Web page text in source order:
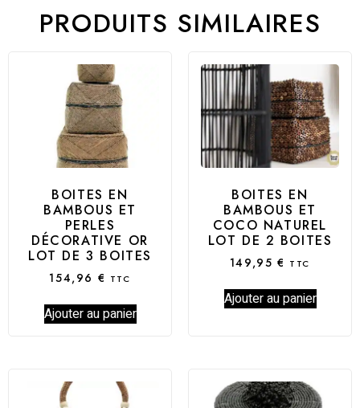
PRODUITS SIMILAIRES
BOITES EN
BAMBOUS ET
PERLES
DÉCORATIVE OR
LOT DE 3 BOITES
154,96 € TTC
Ajouter au panier
BOITES EN
BAMBOUS ET
COCO NATUREL
LOT DE 2 BOITES
149,95€ TTC
Ajouter au panier